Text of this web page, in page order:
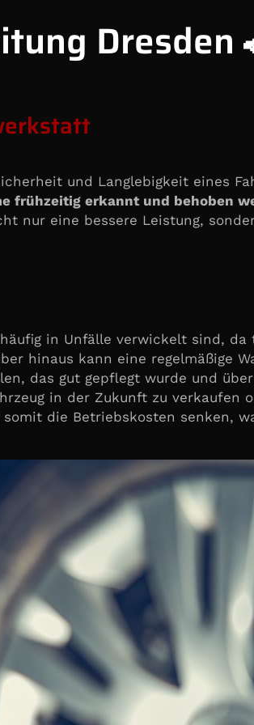
Dresden
und Langlebigkeit eines
frühzeitig erkannt und behoben
nur eine bessere Leistung,
in Unfälle verwickelt sind, da
hinaus kann eine regelmäßige
das gut gepflegt wurde und
in der Zukunft zu verkaufen
die Betriebskosten senken,